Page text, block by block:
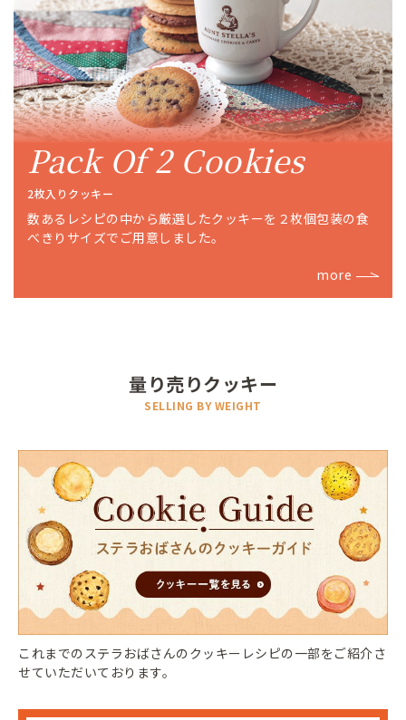
Pack Of 2 Cookies
2枚入りクッキー
数あるレシピの中から厳選したクッキーを２枚個包装の食
べきりサイズでご用意しました。
more
量り売りクッキー
SELLING BY WEIGHT
これまでのステラおばさんのクッキーレシピの一部をご紹介さ
せていただいております。